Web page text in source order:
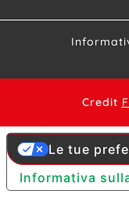
Credit
Informativa
Le tue